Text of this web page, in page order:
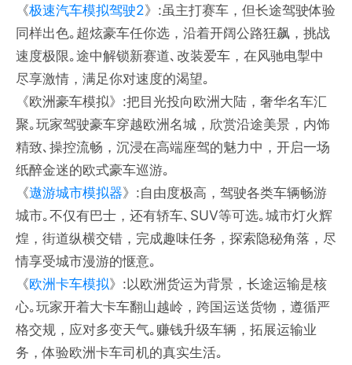
《极速汽车模拟驾驶2》:虽主打赛车，但长途驾驶体验
同样出色｡超炫豪车任你选，沿着开阔公路狂飙，挑战
速度极限｡途中解锁新赛道､改装爱车，在风驰电掣中
尽享激情，满足你对速度的渴望｡
《欧洲豪车模拟》:把目光投向欧洲大陆，奢华名车汇
聚｡玩家驾驶豪车穿越欧洲名城，欣赏沿途美景，内饰
精致､操控流畅，沉浸在高端座驾的魅力中，开启一场
纸醉金迷的欧式豪车巡游｡
《遨游城市模拟器》:自由度极高，驾驶各类车辆畅游
城市｡不仅有巴士，还有轿车､SUV等可选｡城市灯火辉
煌，街道纵横交错，完成趣味任务，探索隐秘角落，尽
情享受城市漫游的惬意｡
《欧洲卡车模拟》:以欧洲货运为背景，长途运输是核
心｡玩家开着大卡车翻山越岭，跨国运送货物，遵循严
格交规，应对多变天气｡赚钱升级车辆，拓展运输业
务，体验欧洲卡车司机的真实生活｡